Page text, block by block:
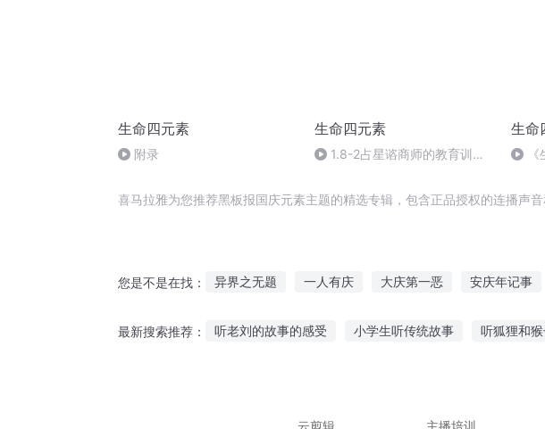
生命四元素
附录
生命四元素
1.8-2占星谘商师的教育训练-
生命
喜马拉雅为您推荐黑板报国庆元素主题的精选专辑，包含正品授权的连播声
您是不是在找： 异界之无题 一人有庆 大庆第一恶 安庆年记事
最新搜索推荐： 听老刘的故事的感受 小学生听传统故事 听狐狸和
云剪辑
主播培训